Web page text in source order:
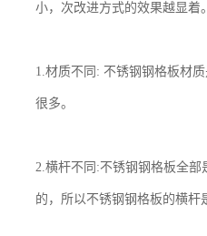
小，次改进方式的效果越显着。
1.材质不同: 不锈钢钢格板材
很多。
2.横杆不同:不锈钢钢格板全部
的，所以不锈钢钢格板的横杆